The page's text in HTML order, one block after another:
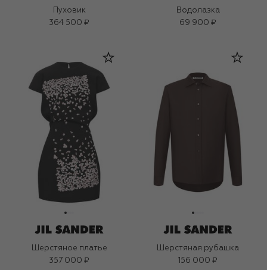
Пуховик
364 500 ₽
Водолазка
69 900 ₽
Шерстяное платье
357 000 ₽
Шерстяная рубашка
156 000 ₽